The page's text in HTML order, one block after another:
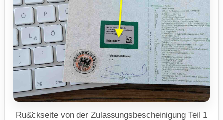
Ru&̈ckseite von der Zulassungsbescheinigung Teil 1